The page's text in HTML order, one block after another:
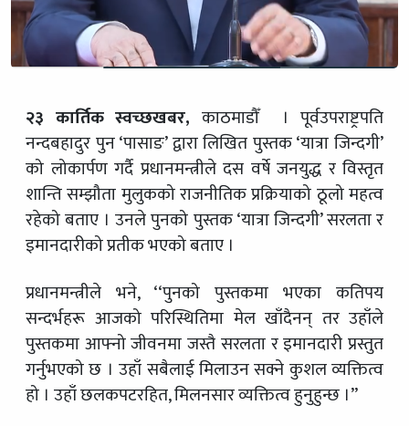
२३ कार्तिक स्वच्छखबर, काठमाडौँ । पूर्वउपराष्ट्रपति
नन्दबहादुर पुन ‘पासाङ’ द्वारा लिखित पुस्तक ‘यात्रा जिन्दगी’
को लोकार्पण गर्दै प्रधानमन्त्रीले दस वर्षे जनयुद्ध र विस्तृत
शान्ति सम्झौता मुलुकको राजनीतिक प्रक्रियाको ठूलो महत्व
रहेको बताए । उनले पुनको पुस्तक ‘यात्रा जिन्दगी’ सरलता र
इमानदारीको प्रतीक भएको बताए ।
प्रधानमन्त्रीले भने, ‘‘पुनको पुस्तकमा भएका कतिपय
सन्दर्भहरू आजको परिस्थितिमा मेल खाँदैनन् तर उहाँले
पुस्तकमा आफ्नो जीवनमा जस्तै सरलता र इमानदारी प्रस्तुत
गर्नुभएको छ । उहाँ सबैलाई मिलाउन सक्ने कुशल व्यक्तित्व
हो । उहाँ छलकपटरहित, मिलनसार व्यक्तित्व हुनुहुन्छ ।”